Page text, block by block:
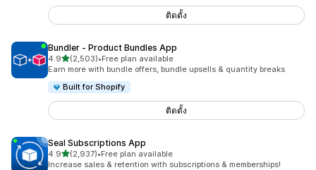
ติดตั้ง
Bundler ‑ Product Bundles App
4.9เต็ม 5 ดาว
(2,503)
ทั้งหมด 2503 รีวิว
•Free plan available
Earn more with bundle offers, bundle upsells & quantity breaks
Built for Shopify
ติดตั้ง
Seal Subscriptions App
4.9เต็ม 5 ดาว
(2,937)
ทั้งหมด 2937 รีวิว
•Free plan available
Increase sales & retention with subscriptions & memberships!